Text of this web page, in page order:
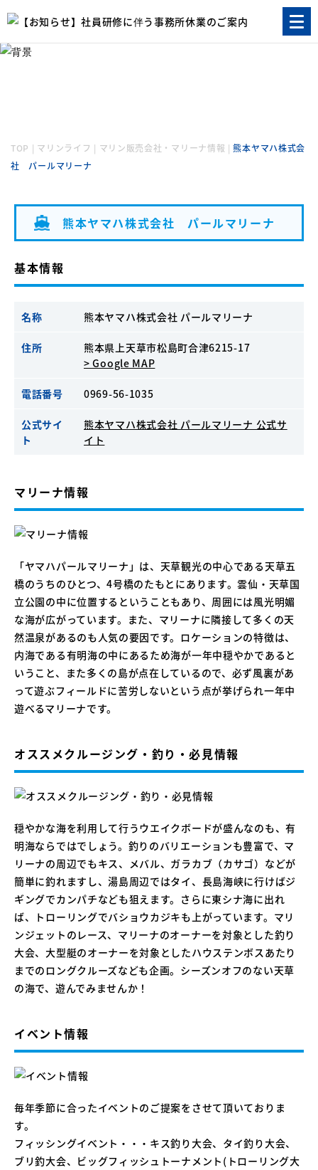
TOP | マリンライフ | マリン販売会社・マリーナ情報 |熊本ヤマハ株式会
社 パールマリーナ
熊本ヤマハ株式会社 パールマリーナ
基本情報
名称 熊本ヤマハ株式会社 パールマリーナ
住所
熊本県上天草市松島町合津6215-17
> Google MAP
電話番号 0969-56-1035
公式サイ
ト
熊本ヤマハ株式会社 パールマリーナ 公式サ
イト
マリーナ情報
「ヤマハパールマリーナ」は、天草観光の中心である天草五
橋のうちのひとつ、4号橋のたもとにあります。雲仙・天草国
立公園の中に位置するということもあり、周囲には風光明媚
な海が広がっています。また、マリーナに隣接して多くの天
然温泉があるのも人気の要因です。ロケーションの特徴は、
内海である有明海の中にあるため海が一年中穏やかであると
いうこと、また多くの島が点在しているので、必ず風裏があ
って遊ぶフィールドに苦労しないという点が挙げられ一年中
遊べるマリーナです。
オススメクルージング・釣り・必見情報
穏やかな海を利用して行うウエイクボードが盛んなのも、有
明海ならではでしょう。釣りのバリエーションも豊富で、マ
リーナの周辺でもキス、メバル、ガラカブ（カサゴ）などが
簡単に釣れますし、湯島周辺ではタイ、長島海峡に行けばジ
ギングでカンパチなども狙えます。さらに東シナ海に出れ
ば、トローリングでバショウカジキも上がっています。マリ
ンジェットのレース、マリーナのオーナーを対象とした釣り
大会、大型艇のオーナーを対象としたハウステンボスあたり
までのロングクルーズなども企画。シーズンオフのない天草
の海で、遊んでみませんか！
イベント情報
毎年季節に合ったイベントのご提案をさせて頂いておりま
す。
フィッシングイベント・・・キス釣り大会、タイ釣り大会、
ブリ釣大会、ビッグフィッシュトーナメント(トローリング大